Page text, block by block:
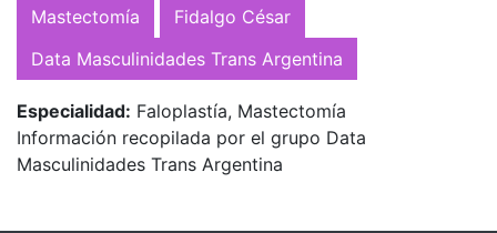
Mastectomía
Fidalgo César
Data Masculinidades Trans Argentina
Especialidad: Faloplastía, Mastectomía
Información recopilada por el grupo Data
Masculinidades Trans Argentina